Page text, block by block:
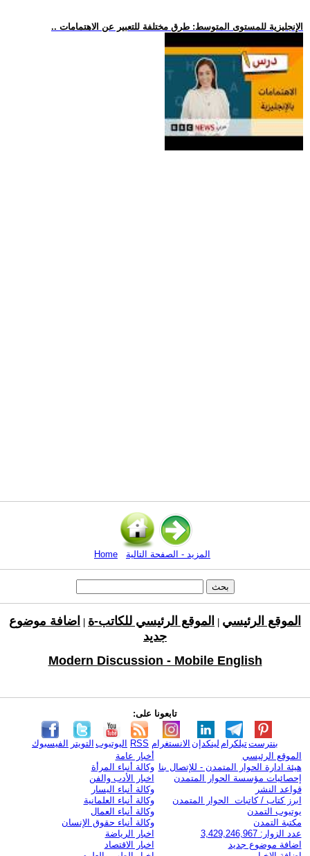
.. الإنجليزية للمستوى المتوسط: طرق مختلفة للتعبير عن الاهتمامات
Home المزيد - الصفحة التالية
الموقع الرئيسي الموقع الرئيسي للكاتب-ة
اضافة موضوع
جديد
Modern Discussion - Mobile English
تابعونا على:
الفيسبوك التويتر اليوتيوب RSS الانستغرام لينكدإن تيلكرامبنترست
الموقع الرئيسي
هيئة ادارة الحوار المتمدن - للإتصال بنا
إحصائيات مؤسسة الحوار المتمدن
قواعد النشر
ابرز كتاب / كاتبات الحوار المتمدن
يوتيوب التمدن
مكتبة التمدن
عدد الزوار: 3,429,246,967
اضافة موضوع جديد
أخبار عامة
وكالة أنباء المرأة
اخبار الأدب والفن
وكالة أنباء اليسار
وكالة أنباء العلمانية
وكالة أنباء العمال
وكالة أنباء حقوق الإنسان
اخبار الرياضة
اخبار الاقتصاد